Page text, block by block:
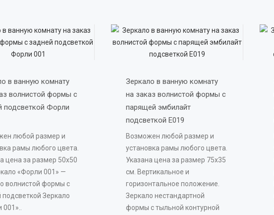
в ванную комнату
волнистой формы с
подсветкой Форли
любой размер и
рамы любого цвета.
цена за размер 50х50
«Форли 001» —
волнистой формы с
подсветкой Зеркало
Зеркало в ванную комнату
на заказ волнистой формы с
парящей эмбилайт
подсветкой E019
Возможен любой размер и
установка рамы любого цвета.
Указана цена за размер 75х35
см. Вертикальное и
горизонтальное положение.
Зеркало нестандартной
формы с тыльной контурной